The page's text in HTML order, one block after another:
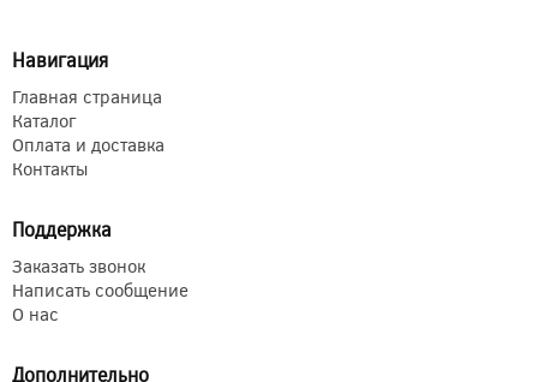
Навигация
Главная страница
Каталог
Оплата и доставка
Контакты
Поддержка
Заказать звонок
Написать сообщение
О нас
Дополнительно